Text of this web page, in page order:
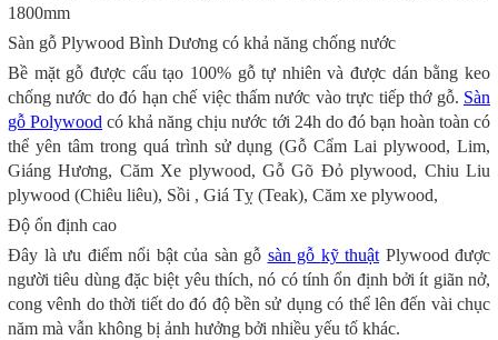
1800mm
Sàn gỗ Plywood Bình Dương có khả năng chống nước
Bề mặt gỗ được cấu tạo 100% gỗ tự nhiên và được dán bằng keo
chống nước do đó hạn chế việc thấm nước vào trực tiếp thớ gỗ. Sàn
gỗ Polywood có khả năng chịu nước tới 24h do đó bạn hoàn toàn có
thể yên tâm trong quá trình sử dụng (Gỗ Cẩm Lai plywood, Lim,
Giáng Hương, Căm Xe plywood, Gỗ Gõ Đỏ plywood, Chiu Liu
plywood (Chiêu liêu), Sồi , Giá Tỵ (Teak), Căm xe plywood,
Độ ổn định cao
Đây là ưu điểm nổi bật của sàn gỗ sàn gỗ kỹ thuật Plywood được
người tiêu dùng đặc biệt yêu thích, nó có tính ổn định bởi ít giãn nở,
cong vênh do thời tiết do đó độ bền sử dụng có thể lên đến vài chục
năm mà vẫn không bị ảnh hưởng bởi nhiều yếu tố khác.